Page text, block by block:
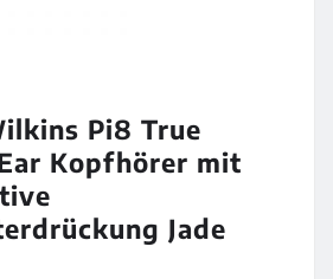
Pi8 True
Kopfhörer mit
Jade